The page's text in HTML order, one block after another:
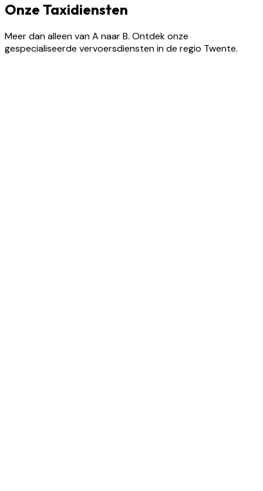
Onze Taxidiensten
Meer dan alleen van A naar B. Ontdek onze
gespecialiseerde vervoersdiensten in de regio Twente.